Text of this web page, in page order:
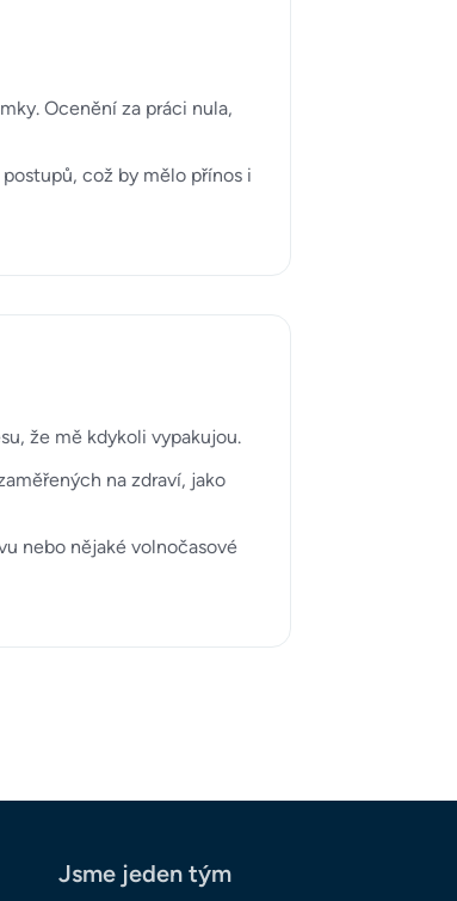
Ocenění za práci nula,
což by mělo přínos i
že mě kdykoli vypakujou.
na zdraví, jako
nebo nějaké volnočasové
Jsme jeden tým